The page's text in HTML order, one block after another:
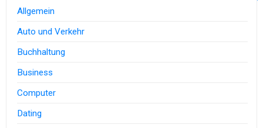
Allgemein
Auto und Verkehr
Buchhaltung
Business
Computer
Dating